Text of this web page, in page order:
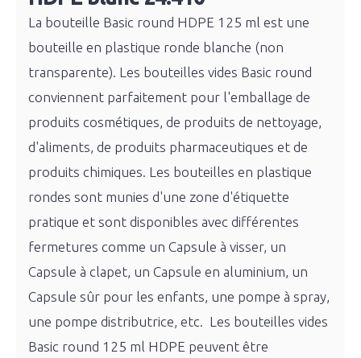
La bouteille Basic round HDPE 125 ml est une
bouteille en plastique ronde blanche (non
transparente). Les bouteilles vides Basic round
conviennent parfaitement pour l'emballage de
produits cosmétiques, de produits de nettoyage,
d'aliments, de produits pharmaceutiques et de
produits chimiques. Les bouteilles en plastique
rondes sont munies d'une zone d'étiquette
pratique et sont disponibles avec différentes
fermetures comme un Capsule à visser, un
Capsule à clapet, un Capsule en aluminium, un
Capsule sûr pour les enfants, une pompe à spray,
une pompe distributrice, etc. Les bouteilles vides
Basic round 125 ml HDPE peuvent être